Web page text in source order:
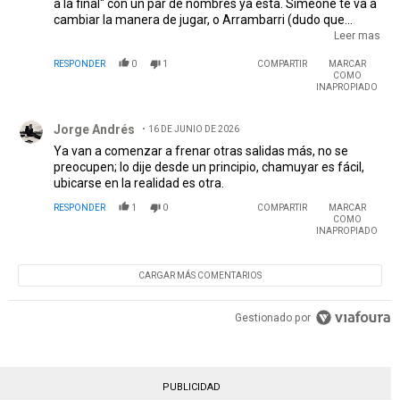
a la final" con un par de nombres ya esta. Simeone te va a
cambiar la manera de jugar, o Arrambarri (dudo que
compran un 9 (que acordemonos como jugaba en river, no
se que esperamos de Simeone), un tipo que no conoce
de argentinos de 34 años. Vamos a jugar con Galvan de
titular, que toca una pelota cada 40 minutos? miedo me da
esto
Leer mas
RESPONDER 0 1 COMPARTIR
MARCAR
COMO
INAPROPIADO
Jorge Andrés 16 DE JUNIO DE 2026
Ya van a comenzar a frenar otras salidas más, no se
preocupen; lo dije desde un principio, chamuyar es fácil,
ubicarse en la realidad es otra.
RESPONDER 1 0 COMPARTIR
MARCAR
COMO
INAPROPIADO
CARGAR MÁS COMENTARIOS
Gestionado por
PUBLICIDAD